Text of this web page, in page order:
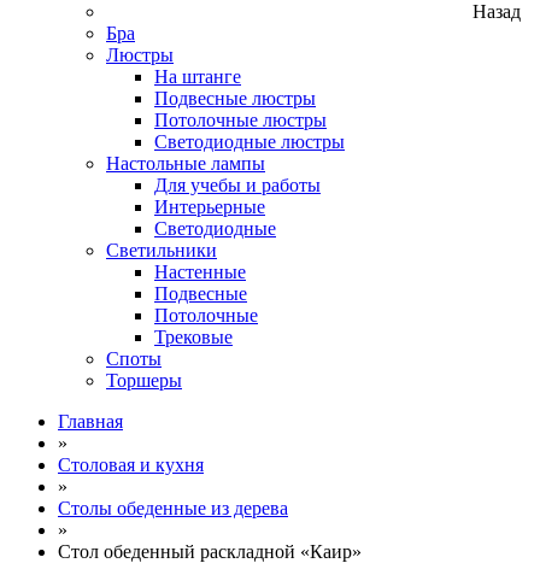
Назад
Бра
Люстры
На штанге
Подвесные люстры
Потолочные люстры
Светодиодные люстры
Настольные лампы
Для учебы и работы
Интерьерные
Светодиодные
Светильники
Настенные
Подвесные
Потолочные
Трековые
Споты
Торшеры
Главная
»
Столовая и кухня
»
Столы обеденные из дерева
»
Стол обеденный раскладной «Каир»